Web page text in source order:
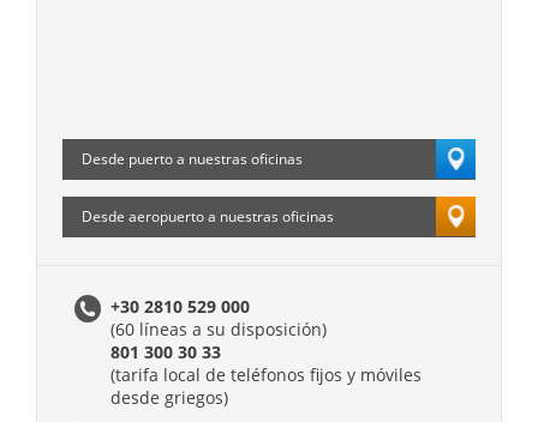
Desde puerto a nuestras oficinas
Desde aeropuerto a nuestras oficinas
+30 2810 529 000
(60 líneas a su disposición)
801 300 30 33
(tarifa local de teléfonos fijos y móviles
desde griegos)